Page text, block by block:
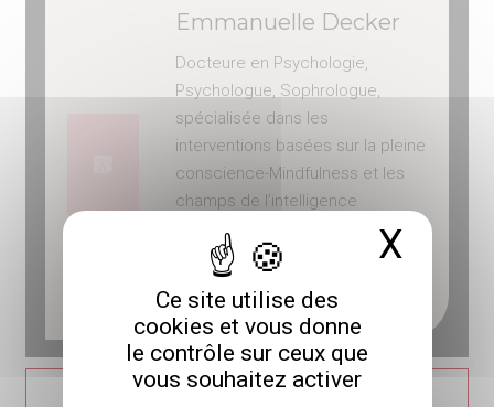
Ce site utilise des
cookies et vous donne
le contrôle sur ceux que
vous souhaitez activer
X
Emmanuelle Decker
Docteure en Psychologie,
Psychologue, Sophrologue,
spécialisée dans les
interventions basées sur la pleine
conscience-Mindfulness et les
champs de l’intelligence
émotionnelle, spécialisée en
dynamique des capacités
humaines et conduites de santé
> VISUALISER LE CV